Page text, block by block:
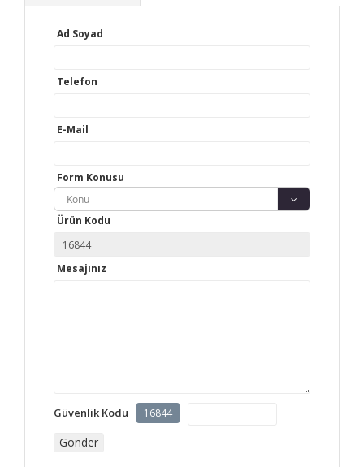
Ad Soyad
Telefon
E-Mail
Form Konusu
Konu
Ürün Kodu
Mesajınız
Güvenlik Kodu 16844